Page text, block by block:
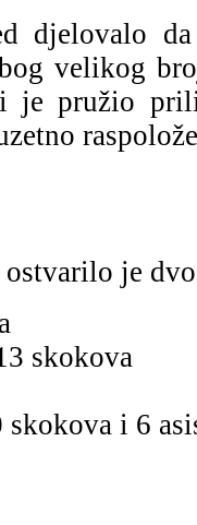
djelovalo
velikog
je pružio
ostvarilo je
skokova
skokova i 6